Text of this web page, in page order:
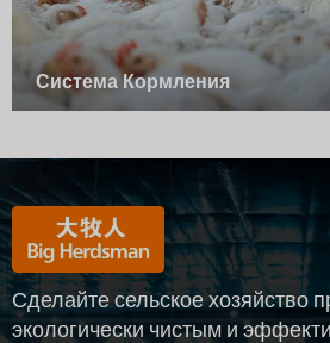
Система Кормления
Сделайте сельское хозяйство
экологически чистым и